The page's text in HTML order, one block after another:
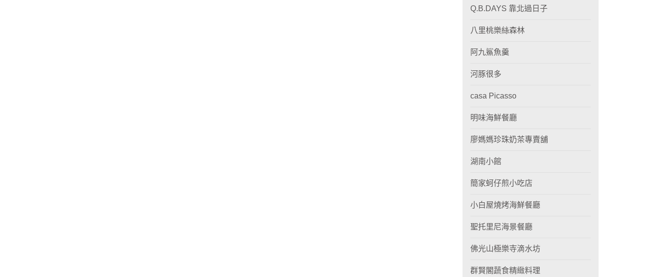
Q.B.DAYS 靠北過日子
八里桃樂絲森林
阿九鯊魚羹
河豚很多
casa Picasso
明味海鮮餐廳
廖媽媽珍珠奶茶專賣舖
湖南小館
簡家蚵仔煎小吃店
小白屋燒烤海鮮餐廳
聖托里尼海景餐廳
佛光山極樂寺滴水坊
群賢閣蔬食精緻料理